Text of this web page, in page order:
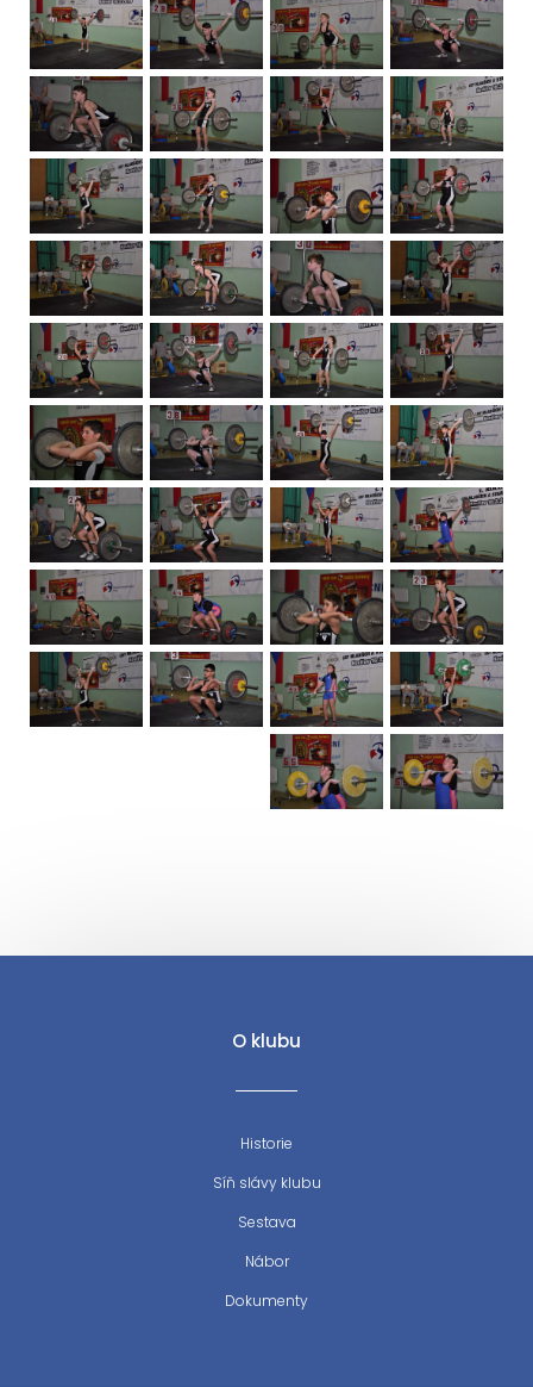
O klubu
Historie
Síň slávy klubu
Sestava
Nábor
Dokumenty